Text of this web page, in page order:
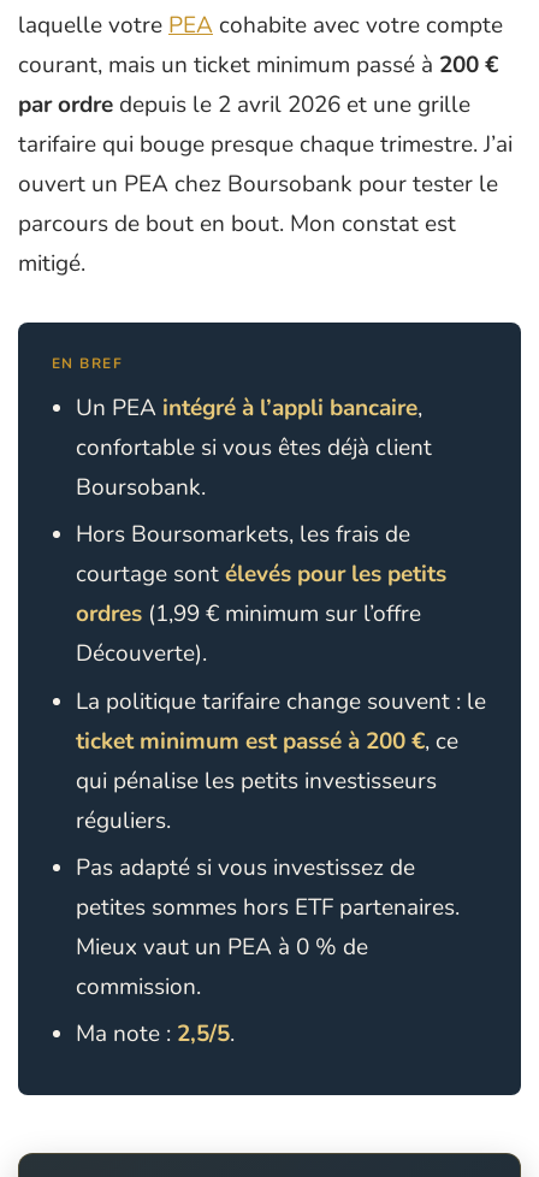
laquelle votre PEA cohabite avec votre compte
courant, mais un ticket minimum passé à 200 €
par ordre depuis le 2 avril 2026 et une grille
tarifaire qui bouge presque chaque trimestre. J’ai
ouvert un PEA chez Boursobank pour tester le
parcours de bout en bout. Mon constat est
mitigé.
EN BREF
Un PEA intégré à l’appli bancaire,
confortable si vous êtes déjà client
Boursobank.
Hors Boursomarkets, les frais de
courtage sontélevés pour les petits
ordres (1,99 € minimum sur l’offre
Découverte).
La politique tarifaire change souvent : le
ticket minimum est passé à 200 €, ce
qui pénalise les petits investisseurs
réguliers.
Pas adapté si vous investissez de
petites sommes hors ETF partenaires.
Mieux vaut un PEA à 0 % de
commission.
Ma note : 2,5/5.